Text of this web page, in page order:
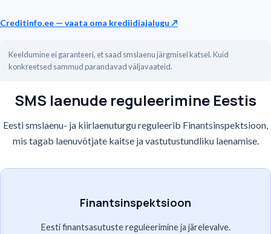
Creditinfo.ee — vaata oma krediidiajalugu ↗
Keeldumine ei garanteeri, et saad smslaenu järgmisel katsel. Kuid
konkreetsed sammud parandavad väljavaateid.
SMS laenude reguleerimine Eestis
Eesti smslaenu- ja kiirlaenuturgu reguleerib Finantsinspektsioon,
mis tagab laenuvõtjate kaitse ja vastutustundliku laenamise.
Finantsinspektsioon
Eesti finantsasutuste reguleerimine ja järelevalve.